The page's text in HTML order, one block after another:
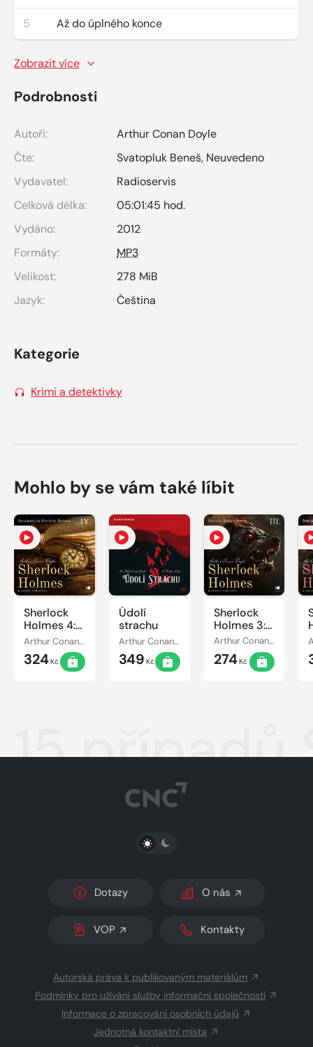
5 Až do úplného konce
Zobrazit více
Podrobnosti
Autoři:
Arthur Conan Doyle
Čte:
Svatopluk Beneš, Neuvedeno
Vydavatel:
Radioservis
Celková délka:
05:01:45 hod.
Vydáno:
2012
Formáty:
MP3
Velikost:
278 MiB
Jazyk:
Čeština
Kategorie
Krimi a detektivky
Mohlo by se vám také líbit
Sherlock
Holmes 4:
Spomienky
na
Sherlocka
Holmesa
Arthur Conan Doyle
324Kč
Údolí
strachu
Arthur Conan Doyle
349 Kč
Sherlock
Holmes 3:
Pes rodu
Baskervillovcov
Arthur Conan Doyle
274Kč
15 případů
PŘEPNOUT SVĚTLÝ/TMAVÝ REŽIM
Dotazy O nás
VOP Kontakty
Autorská práva k publikovaným materiálům
Podmínky pro užívání služby informační společnosti
Informace o zpracování osobních údajů
Jednotná kontaktní místa